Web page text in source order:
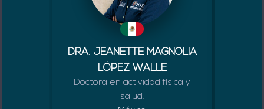
DRA. JEANETTE MAGNOLIA
LÓPEZ WALLE
Doctora en actividad física y
salud.